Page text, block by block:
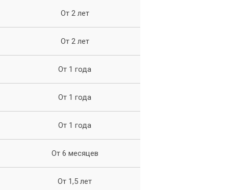
От 2 лет
От 2 лет
От 1 года
От 1 года
От 1 года
От 6 месяцев
От 1,5 лет